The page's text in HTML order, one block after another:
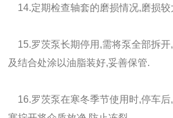
14.定期检查轴套的磨损情况,磨损较
15.罗茨泵长期停用,需将泵全部拆开
及结合处涂以油脂装好,妥善保管.
16.罗茨泵在寒冬季节使用时,停车后